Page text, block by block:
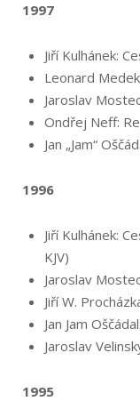
1997
Jiří Kulhánek:
Leonard
Jaroslav
Ondřej Neff:
Jan „Jam“
1996
Jiří Kulhánek:
KJV)
Jaroslav
Jiří W.
Jan Jam
Jaroslav
1995